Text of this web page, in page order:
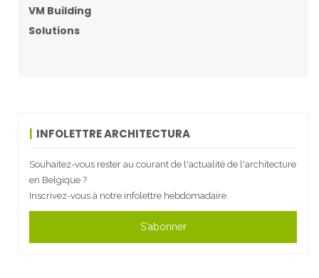
VM Building
Solutions
INFOLETTRE ARCHITECTURA
Souhaitez-vous rester au courant de l'actualité de l'architecture
en Belgique ?
Inscrivez-vous à notre infolettre hebdomadaire.
S'abonner